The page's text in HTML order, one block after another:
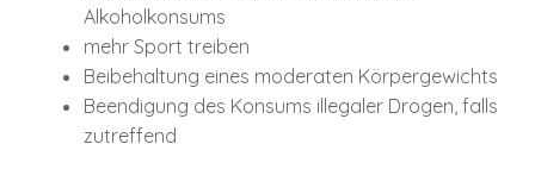
Alkoholkonsums
mehr Sport treiben
Beibehaltung eines moderaten Körpergewichts
Beendigung des Konsums illegaler Drogen, falls
zutreffend